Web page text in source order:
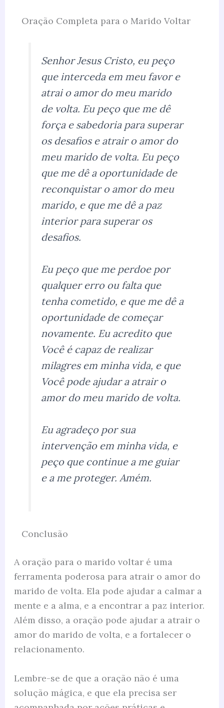
Oração Completa para o Marido Voltar
Senhor Jesus Cristo, eu peço
que interceda em meu favor e
atrai o amor do meu marido
de volta. Eu peço que me dê
força e sabedoria para superar
os desafios e atrair o amor do
meu marido de volta. Eu peço
que me dê a oportunidade de
reconquistar o amor do meu
marido, e que me dê a paz
interior para superar os
desafios.
Eu peço que me perdoe por
qualquer erro ou falta que
tenha cometido, e que me dê a
oportunidade de começar
novamente. Eu acredito que
Você é capaz de realizar
milagres em minha vida, e que
Você pode ajudar a atrair o
amor do meu marido de volta.
Eu agradeço por sua
intervenção em minha vida, e
peço que continue a me guiar
e a me proteger. Amém.
Conclusão
A oração para o marido voltar é uma
ferramenta poderosa para atrair o amor do
marido de volta. Ela pode ajudar a calmar a
mente e a alma, e a encontrar a paz interior.
Além disso, a oração pode ajudar a atrair o
amor do marido de volta, e a fortalecer o
relacionamento.
Lembre-se de que a oração não é uma
solução mágica, e que ela precisa ser